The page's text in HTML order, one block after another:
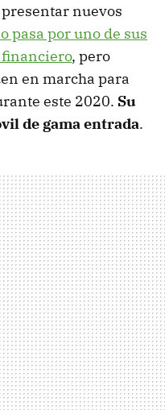
nuevos
pasa por uno de sus
, pero
en marcha para
este 2020. Su
de gama entrada.